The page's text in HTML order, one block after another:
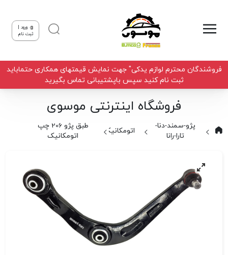
ورود |
ثبت نام
فروشندگان محترم لوازم یدکی" جهت نمایش قیمتهای همکاری حتماباید
ثبت نام کنید سپس باپشتیبانی تماس بگیرید
فروشگاه اینترنتی موسوی
پژو-سمند-دنا-
تارا-رانا
اتومکانیک
طبق پژو 206 چپ
اتومکانیک